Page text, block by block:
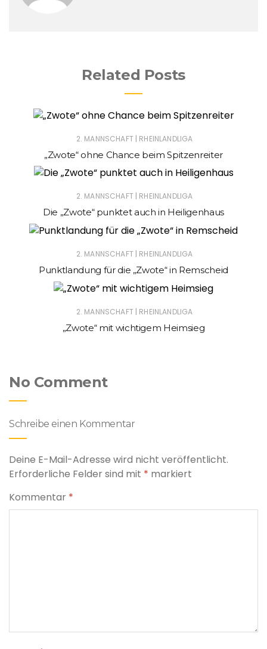
Related Posts
2. MANNSCHAFT | RHEINLANDLIGA
„Zwote“ ohne Chance beim Spitzenreiter
2. MANNSCHAFT | RHEINLANDLIGA
Die „Zwote“ punktet auch in Heiligenhaus
2. MANNSCHAFT | RHEINLANDLIGA
Punktlandung für die „Zwote“ in Remscheid
2. MANNSCHAFT | RHEINLANDLIGA
„Zwote“ mit wichtigem Heimsieg
No Comment
Schreibe einen Kommentar
Deine E-Mail-Adresse wird nicht veröffentlicht.
Erforderliche Felder sind mit * markiert
Kommentar *